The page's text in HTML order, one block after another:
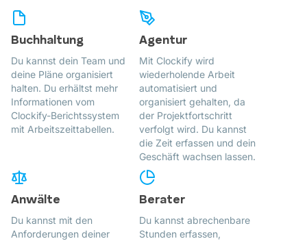
Buchhaltung
Du kannst dein Team und
deine Pläne organisiert
halten. Du erhältst mehr
Informationen vom
Clockify-Berichtssystem
mit Arbeitszeittabellen.
Agentur
Mit Clockify wird
wiederholende Arbeit
automatisiert und
organisiert gehalten, da
der Projektfortschritt
verfolgt wird. Du kannst
die Zeit erfassen und dein
Geschäft wachsen lassen.
Anwälte
Du kannst mit den
Anforderungen deiner
Berater
Du kannst abrechenbare
Stunden erfassen,